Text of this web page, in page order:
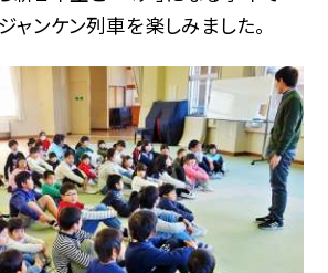
ャンケン列車を楽しみました。